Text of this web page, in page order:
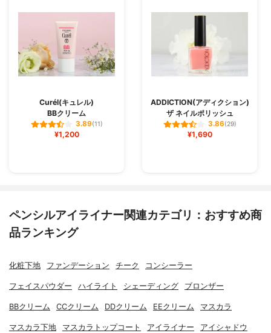
Curél(キュレル)
BBクリーム
3.89(11)
¥1,200
ADDICTION(アディクション)
ザ ネイルポリッシュ
3.86(29)
¥1,690
ペンシルアイライナー関連カテゴリ：おすすめ商
品ランキング
化粧下地 ファンデーション チーク コンシーラー
フェイスパウダー ハイライト シェーディング ブロンザー
BBクリーム CCクリーム DDクリーム EEクリーム マスカラ
マスカラ下地 マスカラトップコート アイライナー アイシャドウ